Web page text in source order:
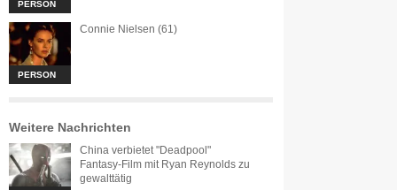
PERSON
PERSON
Connie Nielsen (61)
Weitere Nachrichten
China verbietet "Deadpool"
Fantasy-Film mit Ryan Reynolds zu
gewalttätig